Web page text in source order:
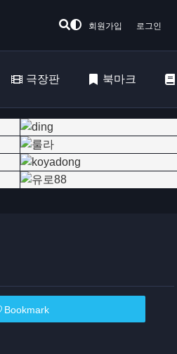
회원가입 로그인
극장판 북마크
Bookmark